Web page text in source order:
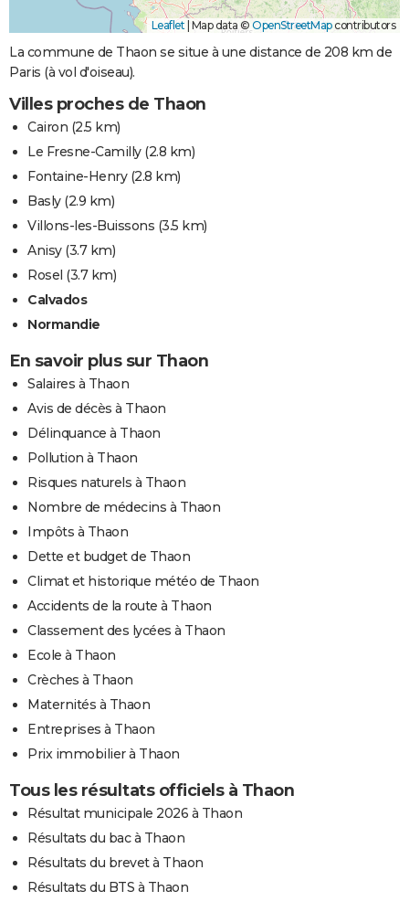
Leaflet Map data © OpenStreetMapcontributors
La commune de Thaon se situe à une distance de 208 km de
Paris (à vol d'oiseau).
Villes proches de Thaon
Cairon (2.5 km)
Le Fresne-Camilly(2.8 km)
Fontaine-Henry(2.8 km)
Basly(2.9 km)
Villons-les-Buissons (3.5 km)
Anisy(3.7 km)
Rosel (3.7 km)
Calvados
Normandie
En savoir plus sur Thaon
Salaires à Thaon
Avis de décès à Thaon
Délinquance à Thaon
Pollution à Thaon
Risques naturels à Thaon
Nombre de médecins à Thaon
Impôts à Thaon
Dette et budget de Thaon
Climat et historique météo de Thaon
Accidents de la route à Thaon
Classement des lycées à Thaon
Ecole à Thaon
Crèches à Thaon
Maternités à Thaon
Entreprises à Thaon
Prix immobilier à Thaon
Tous les résultats officiels à Thaon
Résultat municipale 2026 à Thaon
Résultats du bac à Thaon
Résultats du brevet à Thaon
Résultats du BTS à Thaon